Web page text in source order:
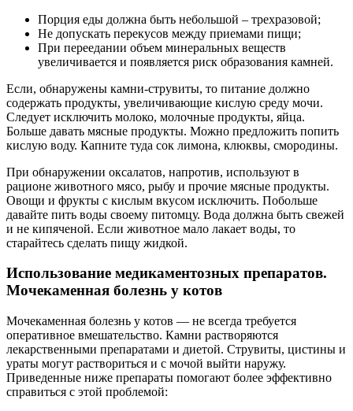
Порция еды должна быть небольшой – трехразовой;
Не допускать перекусов между приемами пищи;
При переедании объем минеральных веществ
увеличивается и появляется риск образования камней.
Если, обнаружены камни-струвиты, то питание должно
содержать продукты, увеличивающие кислую среду мочи.
Следует исключить молоко, молочные продукты, яйца.
Больше давать мясные продукты. Можно предложить попить
кислую воду. Капните туда сок лимона, клюквы, смородины.
При обнаружении оксалатов, напротив, используют в
рационе животного мясо, рыбу и прочие мясные продукты.
Овощи и фрукты с кислым вкусом исключить. Побольше
давайте пить воды своему питомцу. Вода должна быть свежей
и не кипяченой. Если животное мало лакает воды, то
старайтесь сделать пищу жидкой.
Использование медикаментозных препаратов.
Мочекаменная болезнь у котов
Мочекаменная болезнь у котов — не всегда требуется
оперативное вмешательство. Камни растворяются
лекарственными препаратами и диетой. Струвиты, цистины и
ураты могут раствориться и с мочой выйти наружу.
Приведенные ниже препараты помогают более эффективно
справиться с этой проблемой: